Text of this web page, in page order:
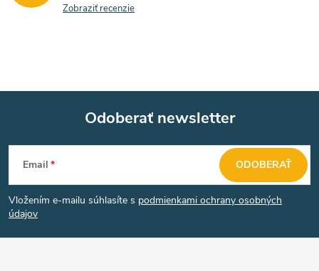
Zobraziť recenzie
Z
á
p
Odoberať newsletter
Email
Vložením e-mailu súhlasíte s podmienkami ochrany osobných
údajov
ODOBERAŤ